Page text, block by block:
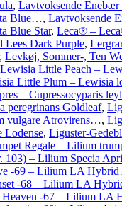
, Lavtvoksende Enebær
Blue…, Lavtvoksende
Blue Star, Leca® –
Lees Dark Purple,
, Levkøj, Sommer-, Ten
Lewisia Little Peach –
Little Plum – Lewisia
– Cupressocyparis
peregrinans Goldleaf,
vulgare Atrovirens…,
Lodense, Liguster-
Regale – Lilium
103) – Lilium Specia
-69 – Lilium LA Hybrid
-68 – Lilium LA
-67 – Lilium LA